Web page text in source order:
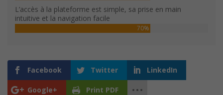
L’accès à la plateforme est simple, sa prise en main
intuitive et la navigation facile
70%
Facebook Twitter LinkedIn
Google+ Print PDF